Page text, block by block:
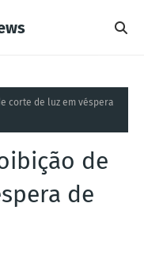
corte de luz em véspera
de
de